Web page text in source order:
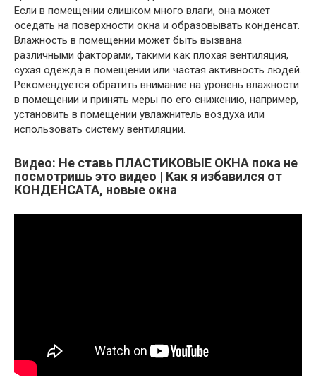
Если в помещении слишком много влаги, она может
оседать на поверхности окна и образовывать конденсат.
Влажность в помещении может быть вызвана
различными факторами, такими как плохая вентиляция,
сухая одежда в помещении или частая активность людей.
Рекомендуется обратить внимание на уровень влажности
в помещении и принять меры по его снижению, например,
установить в помещении увлажнитель воздуха или
использовать систему вентиляции.
Видео: Не ставь ПЛАСТИКОВЫЕ ОКНА пока не
посмотришь это видео | Как я избавился от
КОНДЕНСАТА, новые окна